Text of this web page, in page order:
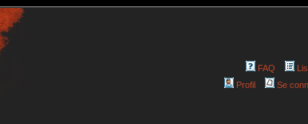
FAQ
Profil
Se